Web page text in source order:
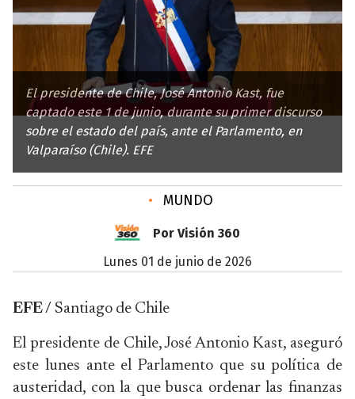
El presidente de Chile, José Antonio Kast, fue
captado este 1 de junio, durante su primer discurso
sobre el estado del país, ante el Parlamento, en
Valparaíso (Chile). EFE
• MUNDO
Por Visión 360
lunes 01 de junio de 2026
EFE / Santiago de Chile
El presidente de Chile, José Antonio Kast, aseguró
este lunes ante el Parlamento que su política de
austeridad, con la que busca ordenar las finanzas